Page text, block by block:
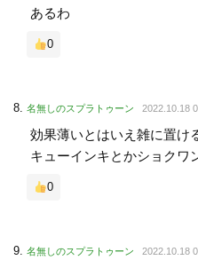
あるわ
0
名無しのスプラトゥーン 2022.10.18
効果薄いとはいえ雑に置け
キューインキとかショクワ
0
名無しのスプラトゥーン 2022.10.18